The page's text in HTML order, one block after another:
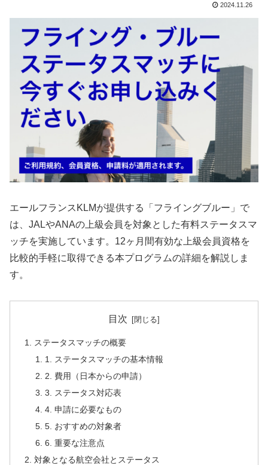
2024.11.26
エールフランスKLMが提供する「フライングブルー」で
は、JALやANAの上級会員を対象とした有料ステータスマ
ッチを実施しています。12ヶ月間有効な上級会員資格を
比較的手軽に取得できる本プログラムの詳細を解説しま
す。
目次
ステータスマッチの概要
1. ステータスマッチの基本情報
2. 費用（日本からの申請）
3. ステータス対応表
4. 申請に必要なもの
5. おすすめの対象者
6. 重要な注意点
対象となる航空会社とステータス